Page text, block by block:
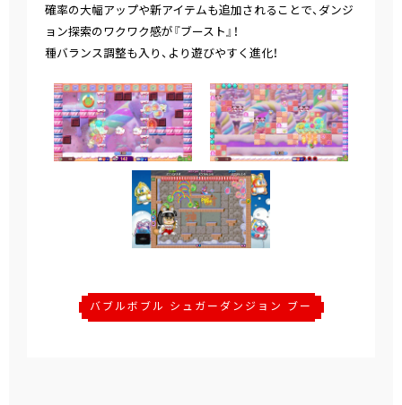
確率の大幅アップや新アイテムも追加されることで、ダンジ
ョン探索のワクワク感が『ブースト』！
種バランス調整も入り、より遊びやすく進化！
バブルボブル シュガーダンジョン ブー